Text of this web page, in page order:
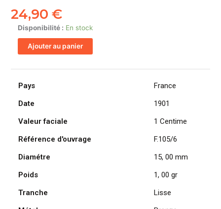
24,90€
Disponibilité : En stock
quantité
de
FRANCE,
de
Daniel
1901
Ajouter au panier
Pays
France
Date
1901
Valeur faciale
1 Centime
Référence d'ouvrage
F.105/6
Diamétre
15, 00 mm
Poids
1, 00 gr
Tranche
Lisse